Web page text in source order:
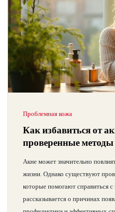
Проблемная кожа
Как избавиться от
проверенные методы
Акне может значительно
жизни. Однако существуют
которые помогают справиться
рассказывается о причинах